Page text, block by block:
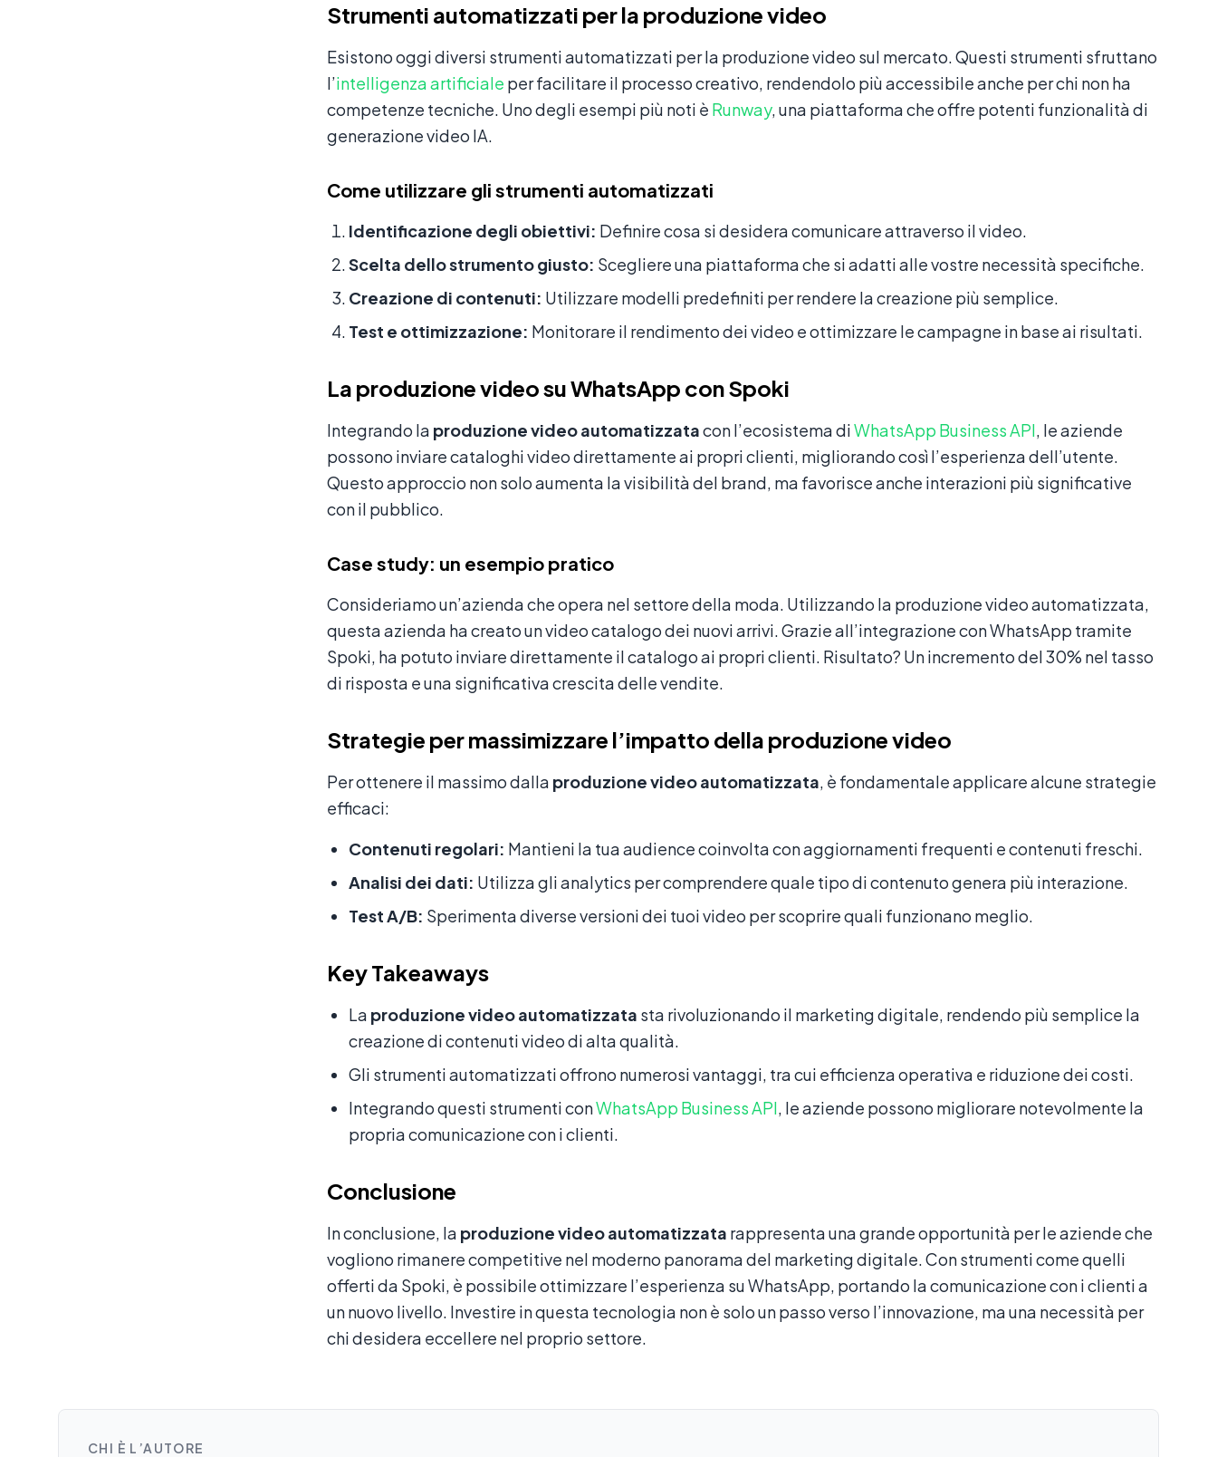
Strumenti automatizzati per la produzione video
Esistono oggi diversi strumenti automatizzati per la produzione video sul mercato. Questi strumenti sfruttano
l’intelligenza artificiale per facilitare il processo creativo, rendendolo più accessibile anche per chi non ha
competenze tecniche. Uno degli esempi più noti è Runway, una piattaforma che offre potenti funzionalità di
generazione video IA.
Come utilizzare gli strumenti automatizzati
Identificazione degli obiettivi: Definire cosa si desidera comunicare attraverso il video.
Scelta dello strumento giusto: Scegliere una piattaforma che si adatti alle vostre necessità specifiche.
Creazione di contenuti: Utilizzare modelli predefiniti per rendere la creazione più semplice.
Test e ottimizzazione: Monitorare il rendimento dei video e ottimizzare le campagne in base ai risultati.
La produzione video su WhatsApp con Spoki
Integrando la produzione video automatizzatacon l’ecosistema diWhatsApp Business API, le aziende
possono inviare cataloghi video direttamente ai propri clienti, migliorando così l’esperienza dell’utente.
Questo approccio non solo aumenta la visibilità del brand, ma favorisce anche interazioni più significative
con il pubblico.
Case study: un esempio pratico
Consideriamo un’azienda che opera nel settore della moda. Utilizzando la produzione video automatizzata,
questa azienda ha creato un video catalogo dei nuovi arrivi. Grazie all’integrazione con WhatsApp tramite
Spoki, ha potuto inviare direttamente il catalogo ai propri clienti. Risultato? Un incremento del 30% nel tasso
di risposta e una significativa crescita delle vendite.
Strategie per massimizzare l’impatto della produzione video
Per ottenere il massimo dalla produzione video automatizzata, è fondamentale applicare alcune strategie
efficaci:
Contenuti regolari: Mantieni la tua audience coinvolta con aggiornamenti frequenti e contenuti freschi.
Analisi dei dati: Utilizza gli analytics per comprendere quale tipo di contenuto genera più interazione.
Test A/B: Sperimenta diverse versioni dei tuoi video per scoprire quali funzionano meglio.
Key Takeaways
La produzione video automatizzata sta rivoluzionando il marketing digitale, rendendo più semplice la
creazione di contenuti video di alta qualità.
Gli strumenti automatizzati offrono numerosi vantaggi, tra cui efficienza operativa e riduzione dei costi.
Integrando questi strumenti conWhatsApp Business API, le aziende possono migliorare notevolmente la
propria comunicazione con i clienti.
Conclusione
In conclusione, la produzione video automatizzata rappresenta una grande opportunità per le aziende che
vogliono rimanere competitive nel moderno panorama del marketing digitale. Con strumenti come quelli
offerti da Spoki, è possibile ottimizzare l’esperienza su WhatsApp, portando la comunicazione con i clienti a
un nuovo livello. Investire in questa tecnologia non è solo un passo verso l’innovazione, ma una necessità per
chi desidera eccellere nel proprio settore.
CHI È L’AUTORE